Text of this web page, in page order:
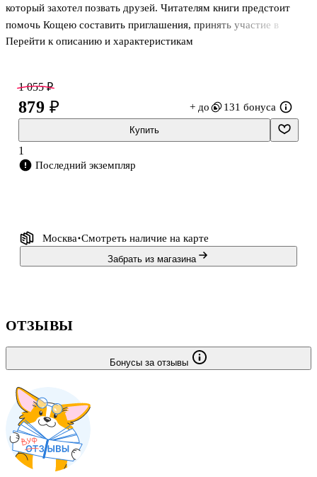
который захотел позвать друзей. Читателям книги предстоит
помочь Кощею составить приглашения, принять участие в
спасении царевны Несмеяны, расследовать таинственную
чем окончания похожи на окошки, и, конечно, принять участие в
грандиозном празднике.
Вас ждёт больше 50 творческих заданий, головоломок, загадок,
разгадав которые, вы узнаете: как слова умеют маскироваться,
чем «скрытный» отличается от «с
Перейти к описанию и характеристикам
1 055 ₽
879 ₽ + до 131 бонуса
Купить
1
Последний экземпляр
Москва Смотреть наличие на карте
Забрать из магазина
ОТЗЫВЫ
Бонусы за отзывы